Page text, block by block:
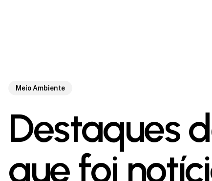
Meio Ambiente
Destaques
que foi